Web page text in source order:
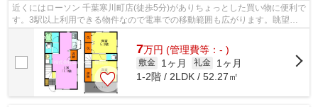
近くにはローソン 千葉寒川町店(徒歩5分)がありちょっとした買い物に便利で
す。3駅以上利用できる物件なので電車での移動範囲も広がります。眺望良
好で景色が楽しめます。新着情報：寒...
7万円 (管理費等：- )
敷金 1ヶ月 礼金
1ヶ月
1-2階 / 2LDK / 52.27㎡